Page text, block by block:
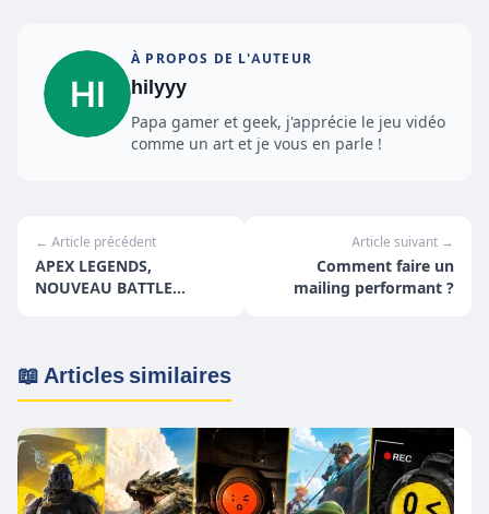
À PROPOS DE L'AUTEUR
hilyyy
Papa gamer et geek, j'apprécie le jeu vidéo
comme un art et je vous en parle !
← Article précédent
APEX LEGENDS,
NOUVEAU BATTLE
Article suivant →
Comment faire un
mailing performant ?
📖 Articles similaires